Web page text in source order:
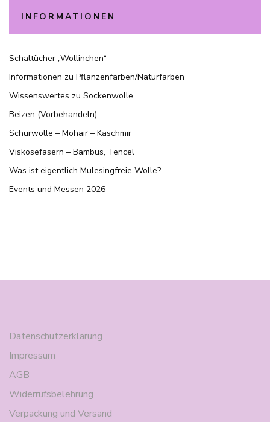
INFORMATIONEN
Schaltücher „Wollinchen“
Informationen zu Pflanzenfarben/Naturfarben
Wissenswertes zu Sockenwolle
Beizen (Vorbehandeln)
Schurwolle – Mohair – Kaschmir
Viskosefasern – Bambus, Tencel
Was ist eigentlich Mulesingfreie Wolle?
Events und Messen 2026
Datenschutzerklärung
Impressum
AGB
Widerrufsbelehrung
Verpackung und Versand